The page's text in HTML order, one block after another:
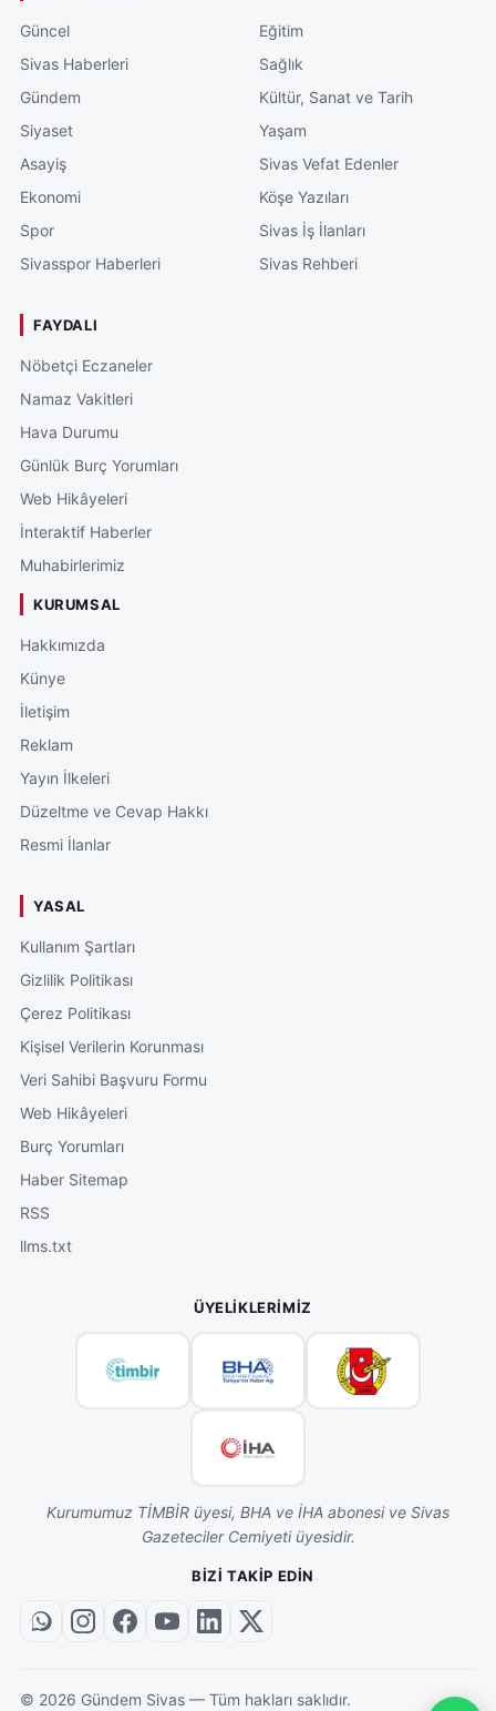
Güncel
Sivas Haberleri
Gündem
Siyaset
Asayiş
Ekonomi
Spor
Sivasspor Haberleri
Eğitim
Sağlık
Kültür, Sanat ve Tarih
Yaşam
Sivas Vefat Edenler
Köşe Yazıları
Sivas İş İlanları
Sivas Rehberi
FAYDALI
Nöbetçi Eczaneler
Namaz Vakitleri
Hava Durumu
Günlük Burç Yorumları
Web Hikâyeleri
İnteraktif Haberler
Muhabirlerimiz
KURUMSAL
Hakkımızda
Künye
İletişim
Reklam
Yayın İlkeleri
Düzeltme ve Cevap Hakkı
Resmi İlanlar
YASAL
Kullanım Şartları
Gizlilik Politikası
Çerez Politikası
Kişisel Verilerin Korunması
Veri Sahibi Başvuru Formu
Web Hikâyeleri
Burç Yorumları
Haber Sitemap
RSS
llms.txt
ÜYELIKLERIMIZ
Kurumumuz TİMBİR üyesi, BHA ve İHA abonesi ve Sivas
Gazeteciler Cemiyeti üyesidir.
BIZI TAKIP EDIN
© 2026 Gündem Sivas — Tüm hakları saklıdır.